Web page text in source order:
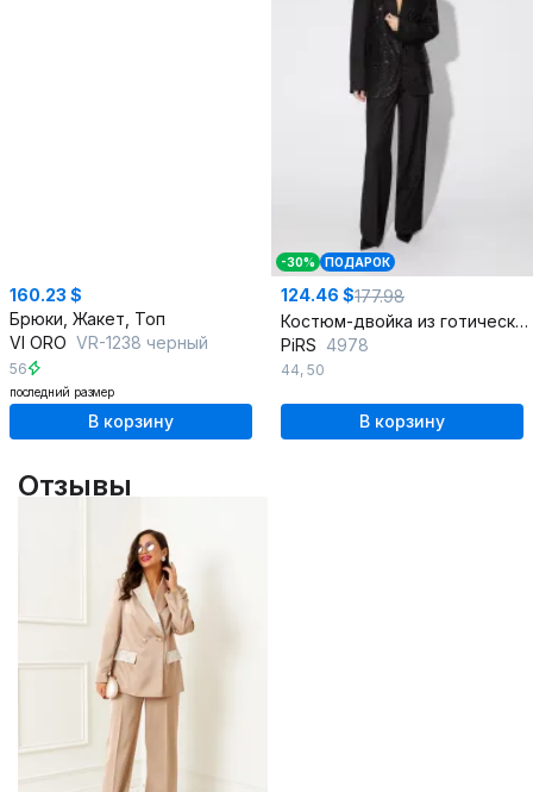
160.23 $
Брюки, Жакет, Топ
VI ORO VR-1238 черный
56
последний размер
В корзину
-30% ПОДАРОК
124.46 $177.98
Костюм-двойка из готического жакета и брюк со стрелками
PiRS 4978
44, 50
В корзину
Отзывы